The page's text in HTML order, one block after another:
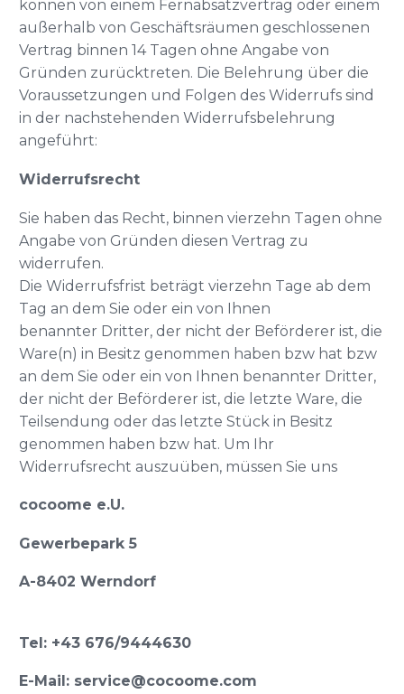
können von einem Fernabsatzvertrag oder einem
außerhalb von Geschäftsräumen geschlossenen
Vertrag binnen 14 Tagen ohne Angabe von
Gründen zurücktreten. Die Belehrung über die
Voraussetzungen und Folgen des Widerrufs sind
in der nachstehenden Widerrufsbelehrung
angeführt:
Widerrufsrecht
Sie haben das Recht, binnen vierzehn Tagen ohne
Angabe von Gründen diesen Vertrag zu
widerrufen.
Die Widerrufsfrist beträgt vierzehn Tage ab dem
Tag an dem Sie oder ein von Ihnen
benannter Dritter, der nicht der Beförderer ist, die
Ware(n) in Besitz genommen haben bzw hat bzw
an dem Sie oder ein von Ihnen benannter Dritter,
der nicht der Beförderer ist, die letzte Ware, die
Teilsendung oder das letzte Stück in Besitz
genommen haben bzw hat. Um Ihr
Widerrufsrecht auszuüben, müssen Sie uns
cocoome e.U.
Gewerbepark 5
A-8402 Werndorf
Tel: +43 676/9444630
E-Mail: service@cocoome.com